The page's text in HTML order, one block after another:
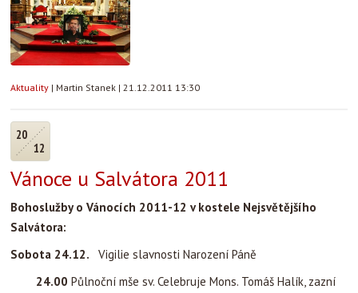
Aktuality | Martin Stanek | 21.12.2011 13:30
20
12
Vánoce u Salvátora 2011
Bohoslužby o Vánocích 2011-12 v kostele Nejsvětějšího
Salvátora:
Sobota 24.12.
Vigilie slavnosti Narození Páně
24.00 Půlnoční mše sv. Celebruje Mons. Tomáš Halík, zazní